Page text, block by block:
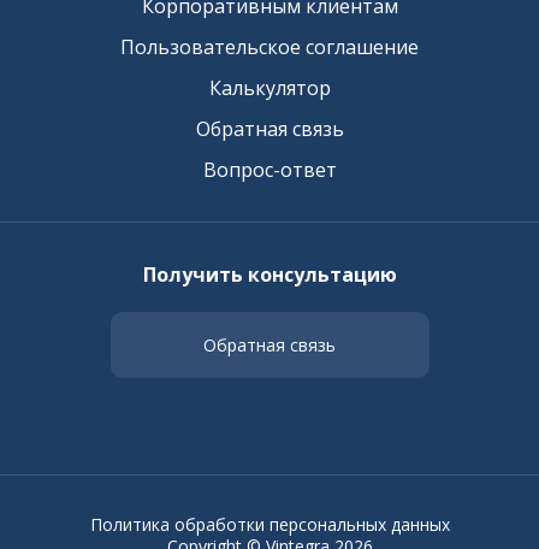
Корпоративным клиентам
Пользовательское соглашение
Калькулятор
Обратная связь
Вопрос-ответ
Получить консультацию
Обратная связь
Политика обработки персональных данных